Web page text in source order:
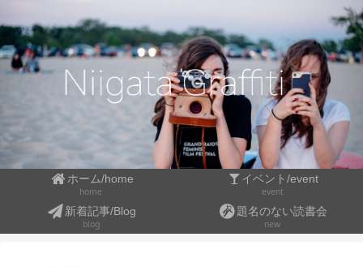
ホーム/home
home
イベント/event
event
新着記事/Blog
blog
題名のない読書会
new